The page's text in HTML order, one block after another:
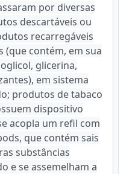
por diversas
descartáveis ou
recarregáveis
(que contém, em sua
glicerina,
em sistema
produtos de tabaco
dispositivo
acopla um refil com
que contém sais
substâncias
e se assemelham a